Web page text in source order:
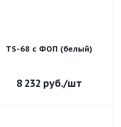
TS-68 с ФОП (белый)
8 232 руб./шт